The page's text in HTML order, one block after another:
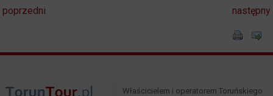
poprzedni następny
Właścicielem i operatorem Toruńskiego